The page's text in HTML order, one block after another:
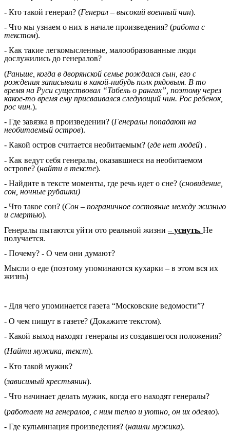
- Кто такой генерал? (Генерал – высокий военный чин).
- Что мы узнаем о них в начале произведения? (работа с
текстом).
- Как такие легкомысленные, малообразованные люди
дослужились до генералов?
(Раньше, когда в дворянской семье рождался сын, его с
рождения записывали в какой-нибудь полк рядовым. В то
время на Руси существовал “Табель о рангах”, поэтому через
какое-то время ему присваивался следующий чин. Рос ребенок,
рос чин.).
- Где завязка в произведении? (Генералы попадают на
необитаемый остров).
- Какой остров считается необитаемым? (где нет людей) .
- Как ведут себя генералы, оказавшиеся на необитаемом
острове? (найти в тексте).
- Найдите в тексте моменты, где речь идет о сне? (сновидение,
сон, ночные рубашки)
- Что такое сон? (Сон – пограничное состояние между жизнью
и смертью).
Генералы пытаются уйти ото реальной жизни – уснуть. Не
получается.
- Почему? - О чем они думают?
Мысли о еде (поэтому упоминаются кухарки – в этом вся их
жизнь)
- Для чего упоминается газета “Московские ведомости”?
- О чем пишут в газете? (Докажите текстом).
- Какой выход находят генералы из создавшегося положения?
(Найти мужика, текст).
- Кто такой мужик?
(зависимый крестьянин).
- Что начинает делать мужик, когда его находят генералы?
(работает на генералов, с ним тепло и уютно, он их одеяло).
- Где кульминация произведения? (нашли мужика).